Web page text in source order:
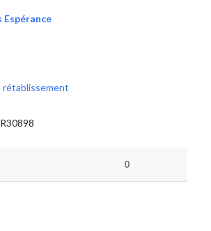
Espérance
rétablissement
0